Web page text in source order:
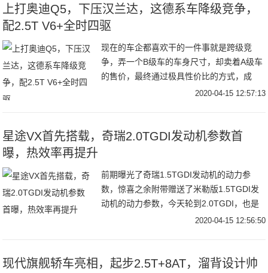
上打奥迪Q5，下压汉兰达，这德系车降级竞争，
配2.5T V6+全时四驱
现在的车企都喜欢干的一件事就是跨级竞
争，弄一个B级车的车身尺寸，却卖着A级车
的售价，最终通过极具性价比的方式，成
功"抢夺"了A级车的"面包"。这一点在竞争激
紧凑型SUV，但车内空间却丝毫不逊色中型
也深深刺激了一波销量。
2020-04-15 12:57:13
星途VX首先搭载，奇瑞2.0TGDI发动机参数首
曝，热效率再提升
前期曝光了奇瑞1.5TGDI发动机的动力参
数，惊喜之余附带赠送了米勒版1.5TGDI发
动机的动力参数，今天轮到2.0TGDI，也是
大家颇为关注的一款大排量机型（当然这个
构开发而来，1.5TGDI是略微缩缸的话，那
2020-04-15 12:56:50
现代旗舰轿车亮相，起步2.5T+8AT，溜背设计帅